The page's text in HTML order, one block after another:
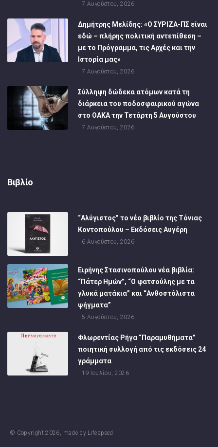
7 Αυγούστου, 2026
Δημήτρης Μελίδης: «Ο ΣΥΡΙΖΑ-ΠΣ είναι
εδώ – πλήρης πολιτική αντεπίθεση –
με το Πρόγραμμα, τις Αρχές και την
Ιστορία μας»
7 Αυγούστου, 2026
Σύλληψη δώδεκα ατόμων κατά τη
διάρκεια του ποδοσφαιρικού αγώνα
στο ΟΑΚΑ την Τετάρτη 5 Αυγούστου
7 Αυγούστου, 2026
Βιβλίο
“Αλύγιστος” το νέο βιβλίο της Τόνιας
Κοντοπούλου – Εκδόσεις Αυγέρη
6 Αυγούστου, 2026
Ειρήνης Στασινοπούλου νέα βιβλία:
“Πάτερ Ημών”, “Ο φατσούλης με τα
γλυκά ματάκια” και “Ανθοστόλιστα
ψήγματα”
5 Αυγούστου, 2026
Φλωρεντίας Ρήγα “Παραμυθήματα”
ποιητική συλλογή από τις εκδόσεις 24
γράμματα
19 Ιουλίου, 2026
© Copyright2026 , made by Lifespeed